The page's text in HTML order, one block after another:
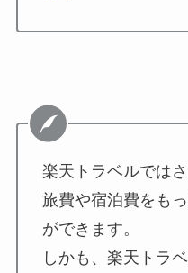
楽天トラベルでは
旅費や宿泊費をも
ができます。
しかも、楽天トラ